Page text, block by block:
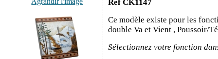
Ref CK1147
Ce modèle existe pour les
double Va et Vient , Poussoir/
Sélectionnez votre fonction